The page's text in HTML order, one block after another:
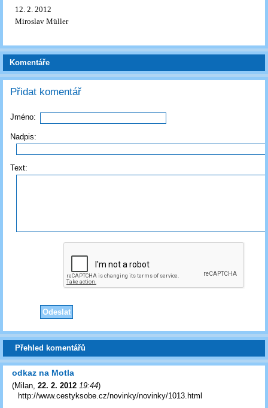
12. 2. 2012
Miroslav Müller
Komentáře
Přidat komentář
Jméno:
Nadpis:
Text:
Přehled komentářů
odkaz na Motla
(Milan 22. 2. 2012 19:44)
http://www.cestyksobe.cz/novinky/novinky/1013.html